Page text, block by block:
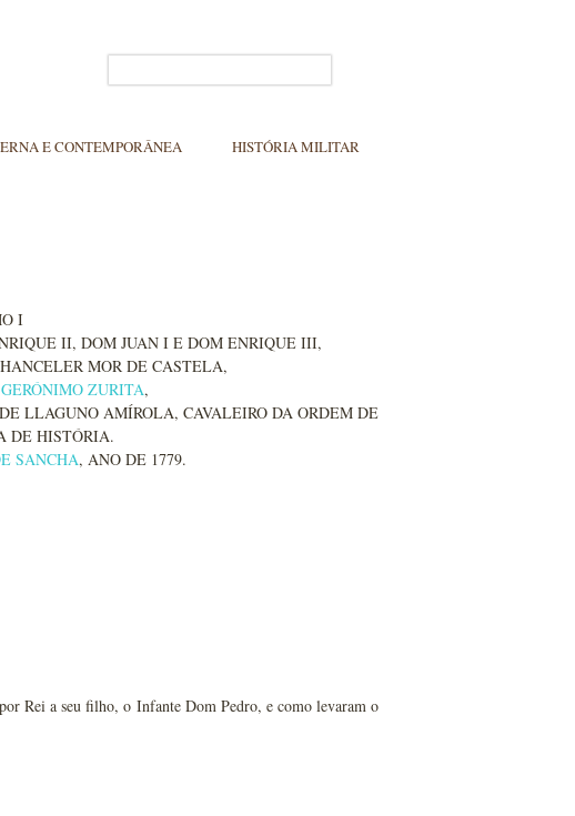
E CONTEMPORÂNEA HISTÓRIA MILITAR
I
II, DOM JUAN I E DOM ENRIQUE III,
MOR DE CASTELA,
GERÓNIMO ZURITA,
LLAGUNO AMÍROLA, CAVALEIRO DA ORDEM DE
DE HISTÓRIA.
SANCHA, ANO DE 1779.
Rei a seu filho, o Infante Dom Pedro, e como levaram o